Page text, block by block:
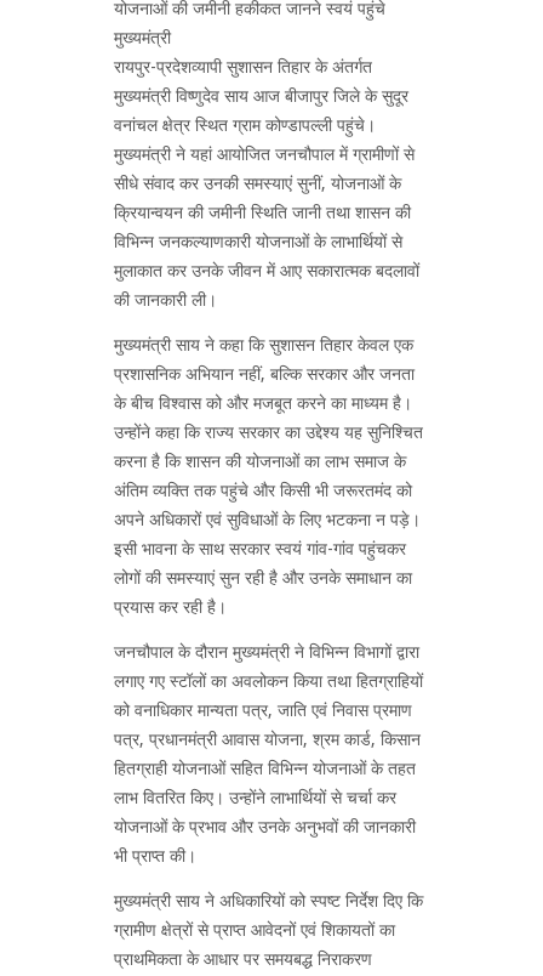
योजनाओं की जमीनी हकीकत जानने स्वयं पहुंचे
मुख्यमंत्री
रायपुर-प्रदेशव्यापी सुशासन तिहार के अंतर्गत
मुख्यमंत्री विष्णुदेव साय आज बीजापुर जिले के सुदूर
वनांचल क्षेत्र स्थित ग्राम कोण्डापल्ली पहुंचे।
मुख्यमंत्री ने यहां आयोजित जनचौपाल में ग्रामीणों से
सीधे संवाद कर उनकी समस्याएं सुनीं, योजनाओं के
क्रियान्वयन की जमीनी स्थिति जानी तथा शासन की
विभिन्न जनकल्याणकारी योजनाओं के लाभार्थियों से
मुलाकात कर उनके जीवन में आए सकारात्मक बदलावों
की जानकारी ली।
मुख्यमंत्री साय ने कहा कि सुशासन तिहार केवल एक
प्रशासनिक अभियान नहीं, बल्कि सरकार और जनता
के बीच विश्वास को और मजबूत करने का माध्यम है।
उन्होंने कहा कि राज्य सरकार का उद्देश्य यह सुनिश्चित
करना है कि शासन की योजनाओं का लाभ समाज के
अंतिम व्यक्ति तक पहुंचे और किसी भी जरूरतमंद को
अपने अधिकारों एवं सुविधाओं के लिए भटकना न पड़े।
इसी भावना के साथ सरकार स्वयं गांव-गांव पहुंचकर
लोगों की समस्याएं सुन रही है और उनके समाधान का
प्रयास कर रही है।
जनचौपाल के दौरान मुख्यमंत्री ने विभिन्न विभागों द्वारा
लगाए गए स्टॉलों का अवलोकन किया तथा हितग्राहियों
को वनाधिकार मान्यता पत्र, जाति एवं निवास प्रमाण
पत्र, प्रधानमंत्री आवास योजना, श्रम कार्ड, किसान
हितग्राही योजनाओं सहित विभिन्न योजनाओं के तहत
लाभ वितरित किए। उन्होंने लाभार्थियों से चर्चा कर
योजनाओं के प्रभाव और उनके अनुभवों की जानकारी
भी प्राप्त की।
मुख्यमंत्री साय ने अधिकारियों को स्पष्ट निर्देश दिए कि
ग्रामीण क्षेत्रों से प्राप्त आवेदनों एवं शिकायतों का
प्राथमिकता के आधार पर समयबद्ध निराकरण